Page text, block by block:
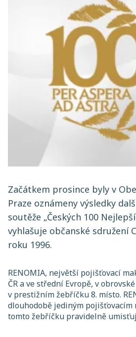
Začátkem prosince byly v
Praze oznámeny výsledky
soutěže „Českých 100
vyhlašuje občanské sdružení
roku 1996.
RENOMIA, největší pojišťovací
ČR a ve střední Evropě, v
v prestižním žebříčku 8. místo.
dlouhodobě jediným pojišťovacím
tomto žebříčku pravidelně